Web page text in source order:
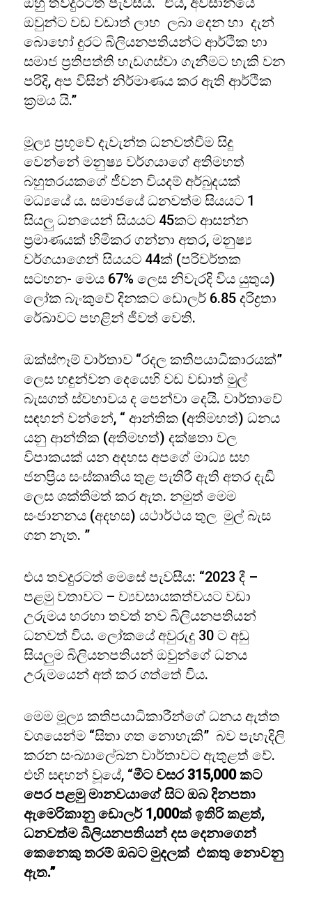
ඔවුන්ට වඩ වඩාත් ලාභ ලබා දෙන හා දැන්
බොහෝ දුරට බිලියනපතියන්ට ආර්ථික හා
සමාජ ප්‍රතිපත්ති හැඩගස්වා ගැනීමට හැකි වන
පරිදි, අප විසින් නිර්මාණය කර ඇති ආර්ථික
ක්‍රමය යි.”
මූල්‍ය ප්‍රභූවේ දැවැන්ත ධනවත්වීම සිදු
වෙන්නේ මනුෂ්‍ය වර්ගයාගේ අතිමහත්
බහුතරයකගේ ජීවන වියදම් අර්බුදයක්
මධ්‍යයේ ය. සමාජයේ ධනවත්ම සියයට 1
සියලු ධනයෙන් සියයට 45කට ආසන්න
ප්‍රමාණයක් හිමිකර ගන්නා අතර, මනුෂ්‍ය
වර්ගයාගෙන් සියයට 44ක් (පරිවර්තක
සටහන- මෙය 67% ලෙස නිවැරදි විය යුතුය)
ලෝක බැංකුවේ දිනකට ඩොලර් 6.85 දරිද්‍රතා
රේඛාවට පහළින් ජීවත් වෙති.
ඔක්ස්ෆෑම් වාර්තාව “රදල කතිපයාධිකාරයක්”
ලෙස හඳුන්වන දෙයෙහි වඩ වඩාත් මුල්
බැසගත් ස්වභාවය ද පෙන්වා දෙයි. වාර්තාවේ
සඳහන් වන්නේ, “ ආන්තික (අතිමහත්) ධනය
යනු ආන්තික (අතිමහත්) දක්ෂතා වල
විපාකයක් යන අදහස අපගේ මාධ්‍ය සහ
ජනප්‍රිය සංස්කෘතිය තුළ පැතිරී ඇති අතර දැඩි
ලෙස ශක්තිමත් කර ඇත. නමුත් මෙම
සංජානනය (අදහස) යථාර්ථය තුල මුල් බැස
ගන නැත. ”
එය තවදුරටත් මෙසේ පැවසීය: “2023 දී –
පළමු වතාවට – ව්‍යවසායකත්වයට වඩා
උරුමය හරහා තවත් නව බිලියනපතියන්
ධනවත් විය. ලෝකයේ අවුරුදු 30 ට අඩු
සියලුම බිලියනපතියන් ඔවුන්ගේ ධනය
උරුමයෙන් අත් කර ගත්තේ විය.
මෙම මූල්‍ය කතිපයාධිකාරීන්ගේ ධනය ඇත්ත
වශයෙන්ම “සිතා ගත නොහැකි” බව පැහැදිලි
කරන සංඛ්‍යාලේඛන වාර්තාවට ඇතුළත් වේ.
එහි සඳහන් වූයේ, “මීට වසර 315,000 කට
පෙර පළමු මානවයාගේ සිට ඔබ දිනපතා
ඇමෙරිකානු ඩොලර් 1,000ක් ඉතිරි කළත්,
ධනවත්ම බිලියනපතියන් දස දෙනාගෙන්
කෙනෙකු තරම් ඔබට මුදලක් එකතු නොවනු
ඇත.”